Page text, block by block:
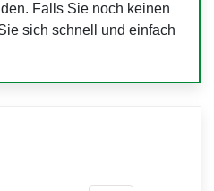
Falls Sie noch keinen
sich schnell und einfach